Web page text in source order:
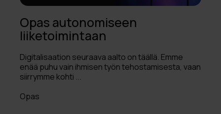
Opas autonomiseen
liiketoimintaan
Digitalisaation seuraava aalto on täällä. Emme
enää puhu vain ihmisen työn tehostamisesta, vaan
siirrymme kohti ...
Opas